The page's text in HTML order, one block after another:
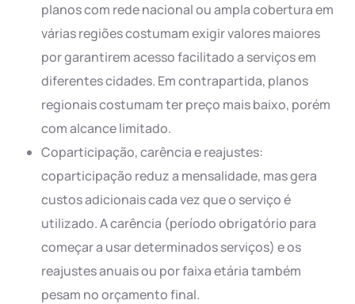
planos com rede nacional ou ampla cobertura em
várias regiões costumam exigir valores maiores
por garantirem acesso facilitado a serviços em
diferentes cidades. Em contrapartida, planos
regionais costumam ter preço mais baixo, porém
com alcance limitado.
Coparticipação, carência e reajustes:
coparticipação reduz a mensalidade, mas gera
custos adicionais cada vez que o serviço é
utilizado. A carência (período obrigatório para
começar a usar determinados serviços) e os
reajustes anuais ou por faixa etária também
pesam no orçamento final.